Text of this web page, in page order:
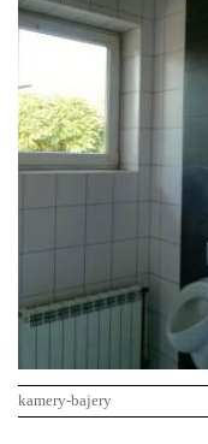
kamery-bajery